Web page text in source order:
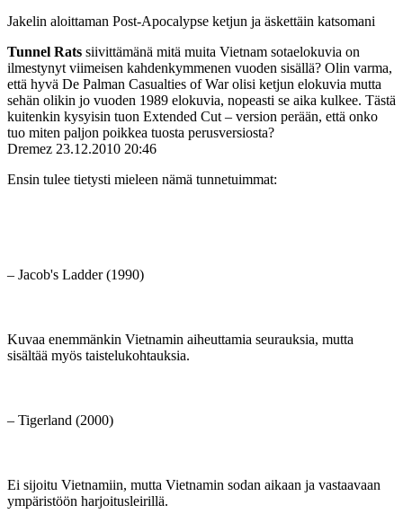
Jakelin aloittaman Post-Apocalypse ketjun ja äskettäin katsomani
Tunnel Rats siivittämänä mitä muita Vietnam sotaelokuvia on
ilmestynyt viimeisen kahdenkymmenen vuoden sisällä? Olin varma,
että hyvä De Palman Casualties of War olisi ketjun elokuvia mutta
sehän olikin jo vuoden 1989 elokuvia, nopeasti se aika kulkee. Tästä
kuitenkin kysyisin tuon Extended Cut – version perään, että onko
tuo miten paljon poikkea tuosta perusversiosta?
Dremez 23.12.2010 20:46
Ensin tulee tietysti mieleen nämä tunnetuimmat:
– Jacob's Ladder (1990)
Kuvaa enemmänkin Vietnamin aiheuttamia seurauksia, mutta
sisältää myös taistelukohtauksia.
– Tigerland (2000)
Ei sijoitu Vietnamiin, mutta Vietnamin sodan aikaan ja vastaavaan
ympäristöön harjoitusleirillä.